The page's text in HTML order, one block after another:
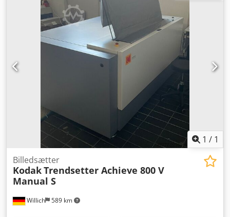
1 / 1
Willich 589 km
Billedsætter
KodakTrendsetter Achieve 800 V
Manual S